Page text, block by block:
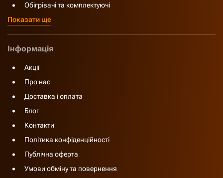
Обігрівачі та комплектуючі
Показати ще
Інформація
Акції
Про нас
Доставка і оплата
Блог
Контакти
Політика конфіденційності
Публічна оферта
Умови обміну та повернення